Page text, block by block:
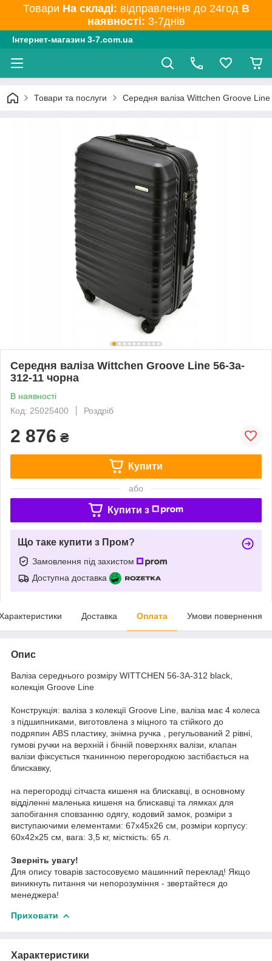
Товари На складі: відправлення до 24год В
наявності: 3-7днів
Інтернет-магазин 3-7.com.ua
Товари та послуги Середня валіза Wittchen Groove
Середня валіза Wittchen Groove Line 56-3a-
312-11 чорна
В наявності
Код: 25025400
Роздріб
2 876 ₴
Купити
або
Купити з
Що таке купити з Пром?
Замовлення під захистом
Доступна доставка
Доставка Оплата Умови повернення
Опис
Валіза середнього розміру WITTCHEN 56-3A-312 black,
колекція Groove Line
Конструкція: валіза з колекції Groove Line, валіза має 4 колеса
з підшипниками, виготовлена з міцного та стійкого до
подряпин ABS пластику, знімна ручка , регульований 2 рівні,
гумові ручки на верхній і бічній поверхнях валізи, клапан
валізи фіксується тканинною перегородкою застібається на
блискавку,
на перегородці сітчаста кишеня на блискавці, в основному
відділенні маленька кишеня на блискавці та лямках для
запобігання сповзанню одягу, кодовий замок, розміри з
виступаючими елементами: 67x45x26 см, розміри корпусу:
60x42x25 см, вага: 3,5 кг, місткість: 65 л.
Зверніть увагу!
Для опису товарів застосовуємо машинний переклад! Якщо
виникнуть питання чи непорозуміння - звертайтеся до
менеджера!
Приховати
Характеристики